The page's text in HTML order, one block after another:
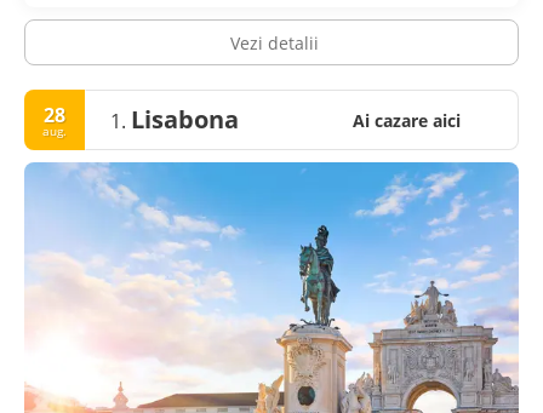
Vezi detalii
28
aug. 1. Lisabona Ai cazare aici